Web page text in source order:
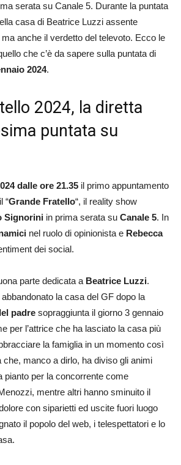
serata su Canale 5. Durante la puntata
casa di Beatrice Luzzi assente
anche il verdetto del televoto. Ecco le
che c’è da sapere sulla puntata di
2024.
2024, la diretta
puntata su
dalle ore 21.35 il primo appuntamento
“Grande Fratello“, il reality show
Signorini in prima serata su Canale 5. In
nel ruolo di opinionista e Rebecca
dei social.
parte dedicata a Beatrice Luzzi.
abbandonato la casa del GF dopo la
padre sopraggiunta il giorno 3 gennaio
per l’attrice che ha lasciato la casa più
la famiglia in un momento così
manco a dirlo, ha diviso gli animi
pianto per la concorrente come
mentre altri hanno sminuito il
con siparietti ed uscite fuori luogo
il popolo del web, i telespettatori e lo